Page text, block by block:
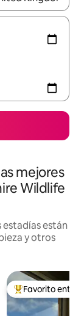
mejores
Wildlife
estadías están
y otros
Favorito entre
Favorito entre